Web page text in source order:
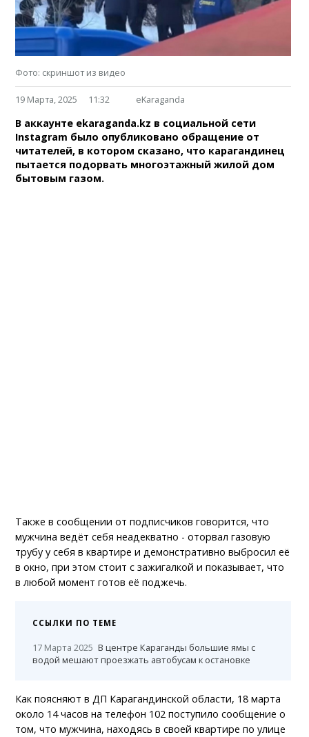
Фото: скриншот из видео
19 Марта, 2025 11:32 eKaraganda
В аккаунте ekaraganda.kz в социальной сети
Instagram было опубликовано обращение от
читателей, в котором сказано, что карагандинец
пытается подорвать многоэтажный жилой дом
бытовым газом.
Также в сообщении от подписчиков говорится, что
мужчина ведёт себя неадекватно - оторвал газовую
трубу у себя в квартире и демонстративно выбросил её
в окно, при этом стоит с зажигалкой и показывает, что
в любой момент готов её поджечь.
ССЫЛКИ ПО ТЕМЕ
17 Марта 2025 В центре Караганды большие ямы с
водой мешают проезжать автобусам к остановке
Как поясняют в ДП Карагандинской области, 18 марта
около 14 часов на телефон 102 поступило сообщение о
том, что мужчина, находясь в своей квартире по улице